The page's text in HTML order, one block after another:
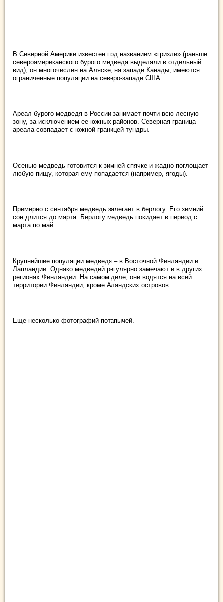
В Северной Америке известен под названием «гризли» (раньше
североамериканского бурого медведя выделяли в отдельный
вид); он многочислен на Аляске, на западе Канады, имеются
ограниченные популяции на северо-западе США .
Ареал бурого медведя в России занимает почти всю лесную
зону, за исключением ее южных районов. Северная граница
ареала совпадает с южной границей тундры.
Осенью медведь готовится к зимней спячке и жадно поглощает
любую пищу, которая ему попадается (например, ягоды).
Примерно с сентября медведь залегает в берлогу. Его зимний
сон длится до марта. Берлогу медведь покидает в период с
марта по май.
Крупнейшие популяции медведя – в Восточной Финляндии и
Лапландии. Однако медведей регулярно замечают и в других
регионах Финляндии. На самом деле, они водятся на всей
территории Финляндии, кроме Аландских островов.
Еще несколько фотографий потапычей.